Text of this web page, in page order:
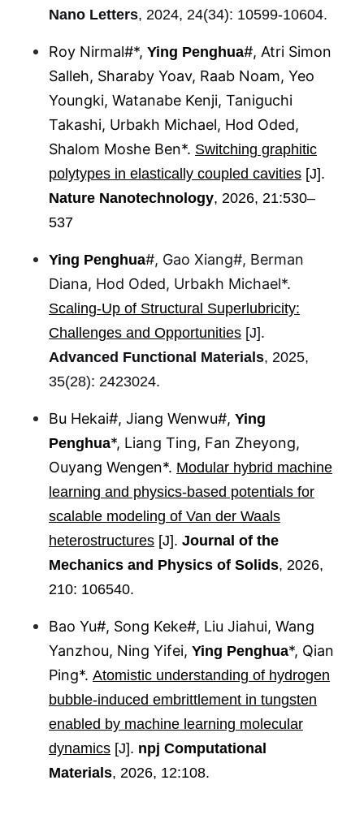
Nano Letters, 2024, 24(34): 10599-10604.
Roy Nirmal#*, Ying Penghua#, Atri Simon
Salleh, Sharaby Yoav, Raab Noam, Yeo
Youngki, Watanabe Kenji, Taniguchi
Takashi, Urbakh Michael, Hod Oded,
Shalom Moshe Ben*. Switching graphitic
polytypes in elastically coupled cavities [J].
Nature Nanotechnology, 2026, 21:530–
537
Ying Penghua#, Gao Xiang#, Berman
Diana, Hod Oded, Urbakh Michael*.
Scaling‐Up of Structural Superlubricity:
Challenges and Opportunities [J].
Advanced Functional Materials, 2025,
35(28): 2423024.
Bu Hekai#, Jiang Wenwu#, Ying
Penghua*, Liang Ting, Fan Zheyong,
Ouyang Wengen*. Modular hybrid machine
learning and physics-based potentials for
scalable modeling of Van der Waals
heterostructures [J]. Journal of the
Mechanics and Physics of Solids, 2026,
210: 106540.
Bao Yu#, Song Keke#, Liu Jiahui, Wang
Yanzhou, Ning Yifei, Ying Penghua*, Qian
Ping*. Atomistic understanding of hydrogen
bubble-induced embrittlement in tungsten
enabled by machine learning molecular
dynamics [J]. npj Computational
Materials, 2026, 12:108.